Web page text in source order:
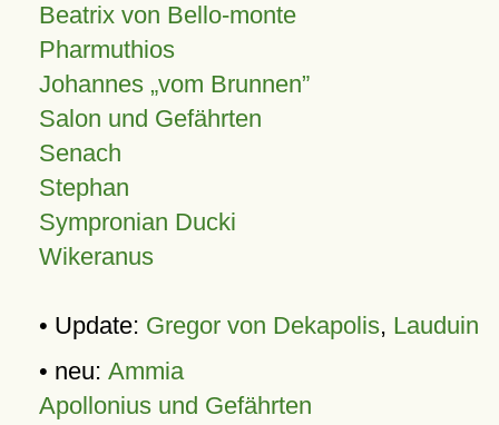
Beatrix von Bello-monte
Pharmuthios
Johannes vom Brunnen
Salon und Gefährten
Senach
Stephan
Sympronian Ducki
Wikeranus
• Update: Gregor von Dekapolis, Lauduin
• neu: Ammia
Apollonius und Gefährten